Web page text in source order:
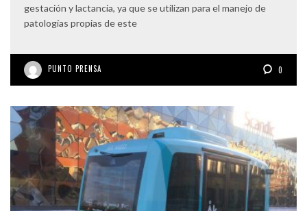
gestación y lactancia, ya que se utilizan para el manejo de
patologías propias de este
PUNTO PRENSA 0